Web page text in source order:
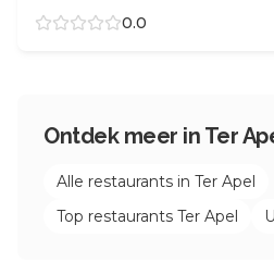
0.0
Ontdek meer in Ter
Alle restaurants in Ter Apel
Top restaurants Ter Apel